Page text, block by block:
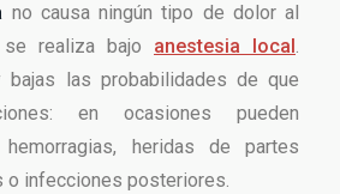
no causa ningún tipo de dolor al
realiza bajo anestesia local .
bajas las probabilidades de que
en ocasiones pueden
heridas de partes
o infecciones posteriores.